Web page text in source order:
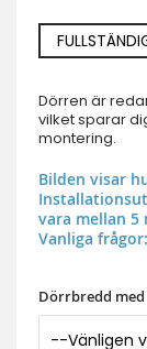
Dörren är
vilket sparar
montering.
Bilden visar
vara mellan 5
Vanliga frågor:
Dörrbredd